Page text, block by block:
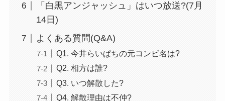
「白黒アンジャッシュ」はいつ放送?(7月
14日)
よくある質問(Q&A)
Q1. 今井らいぱちの元コンビ名は?
Q2. 相方は誰?
Q3. いつ解散した?
Q4. 解散理由は不仲?